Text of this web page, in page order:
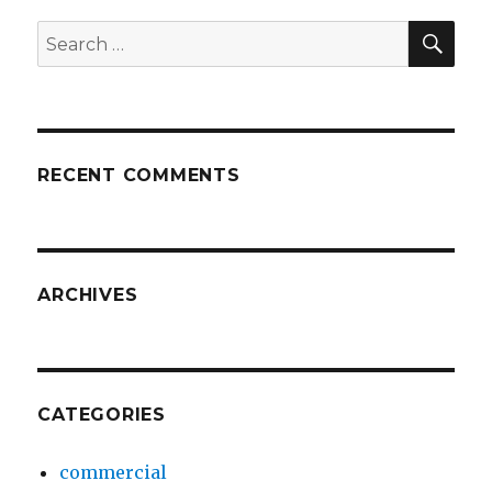
Search
for:
RECENT COMMENTS
ARCHIVES
CATEGORIES
commercial